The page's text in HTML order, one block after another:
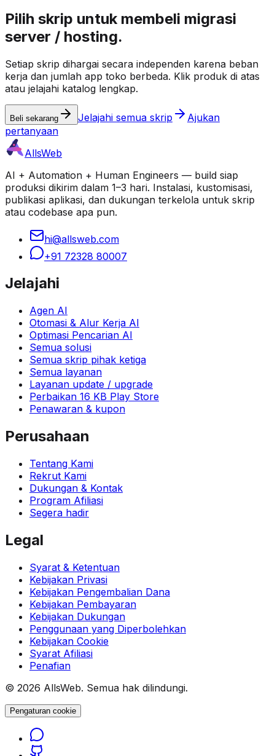
Pilih skrip untuk membeli migrasi
server / hosting.
Setiap skrip dihargai secara independen karena beban
kerja dan jumlah app toko berbeda. Klik produk di atas
atau jelajahi katalog lengkap.
Beli sekarang Jelajahi semua skrip
Ajukan
pertanyaan
AllsWeb
AI + Automation + Human Engineers — build siap
produksi dikirim dalam 1–3 hari. Instalasi, kustomisasi,
publikasi aplikasi, dan dukungan terkelola untuk skrip
atau codebase apa pun.
hi@allsweb.com
+91 72328 80007
Jelajahi
Agen AI
Otomasi & Alur Kerja AI
Optimasi Pencarian AI
Semua solusi
Semua skrip pihak ketiga
Semua layanan
Layanan update / upgrade
Perbaikan 16 KB Play Store
Penawaran & kupon
Perusahaan
Tentang Kami
Rekrut Kami
Dukungan & Kontak
Program Afiliasi
Segera hadir
Legal
Syarat & Ketentuan
Kebijakan Privasi
Kebijakan Pengembalian Dana
Kebijakan Pembayaran
Kebijakan Dukungan
Penggunaan yang Diperbolehkan
Kebijakan Cookie
Syarat Afiliasi
Penafian
© 2026 AllsWeb. Semua hak dilindungi.
Pengaturan cookie